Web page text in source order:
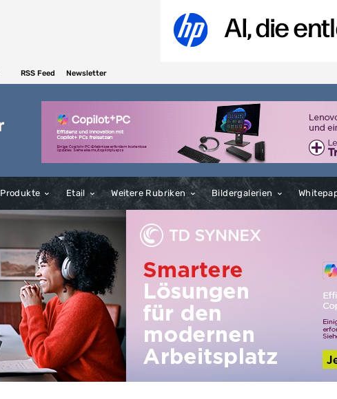
RSS Feed Newsletter
Produkte Etail Weitere Rubriken Bildergalerien